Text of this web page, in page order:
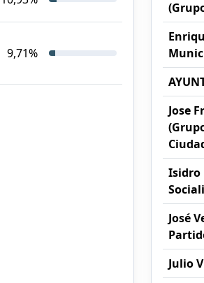
9,71%
Jose
Isidro
José
Julio